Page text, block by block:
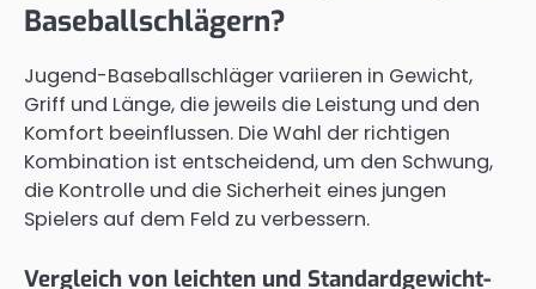
Baseballschlägern?
Jugend-Baseballschläger variieren in Gewicht,
Griff und Länge, die jeweils die Leistung und den
Komfort beeinflussen. Die Wahl der richtigen
Kombination ist entscheidend, um den Schwung,
die Kontrolle und die Sicherheit eines jungen
Spielers auf dem Feld zu verbessern.
Vergleich von leichten und Standardgewicht-